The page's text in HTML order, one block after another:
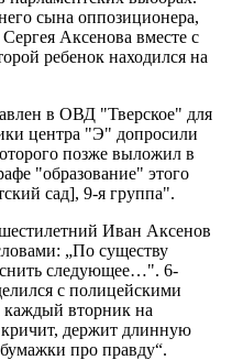
сына оппозиционера,
Аксенова вместе с
ребенок находился на
в ОВД "Тверское" для
центра "Э" допросили
позже выложил в
"образование" этого
сад], 9-я группа".
Иван Аксенов
„По существу
следующее…". 6-
с полицейскими
каждый вторник на
держит длинную
про правду“.